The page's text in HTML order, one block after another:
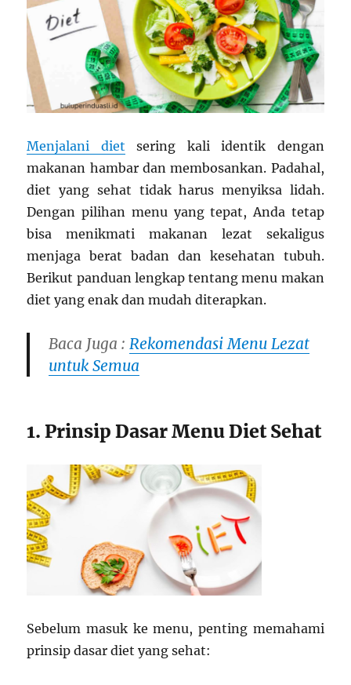
Menjalani diet sering kali identik dengan
makanan hambar dan membosankan. Padahal,
diet yang sehat tidak harus menyiksa lidah.
Dengan pilihan menu yang tepat, Anda tetap
bisa menikmati makanan lezat sekaligus
menjaga berat badan dan kesehatan tubuh.
Berikut panduan lengkap tentang menu makan
diet yang enak dan mudah diterapkan.
Baca Juga : Rekomendasi Menu Lezat
untuk Semua
1. Prinsip Dasar Menu Diet Sehat
Sebelum masuk ke menu, penting memahami
prinsip dasar diet yang sehat: